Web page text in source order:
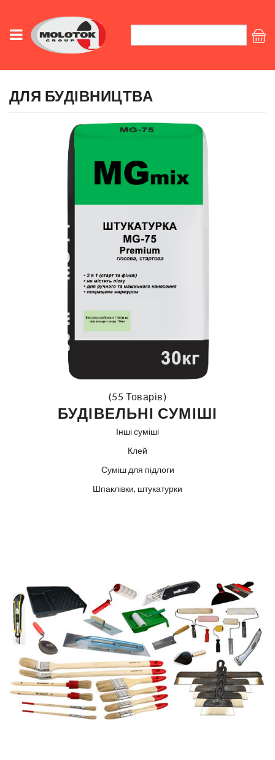
ДЛЯ БУДІВНИЦТВА
(55 Товарів)
БУДІВЕЛЬНІ СУМІШІ
Інші суміші
Клей
Суміш для підлоги
Шпаклівки, штукатурки